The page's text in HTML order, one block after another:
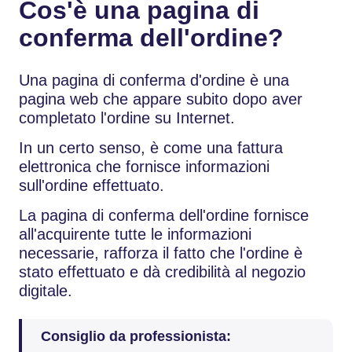
Cos'è una pagina di
conferma dell'ordine?
Una pagina di conferma d'ordine è una
pagina web che appare subito dopo aver
completato l'ordine su Internet.
In un certo senso, è come una fattura
elettronica che fornisce informazioni
sull'ordine effettuato.
La pagina di conferma dell'ordine fornisce
all'acquirente tutte le informazioni
necessarie, rafforza il fatto che l'ordine è
stato effettuato e dà credibilità al negozio
digitale.
Consiglio da professionista: